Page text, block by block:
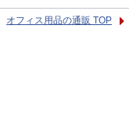
オフィス用品の通販 TOP